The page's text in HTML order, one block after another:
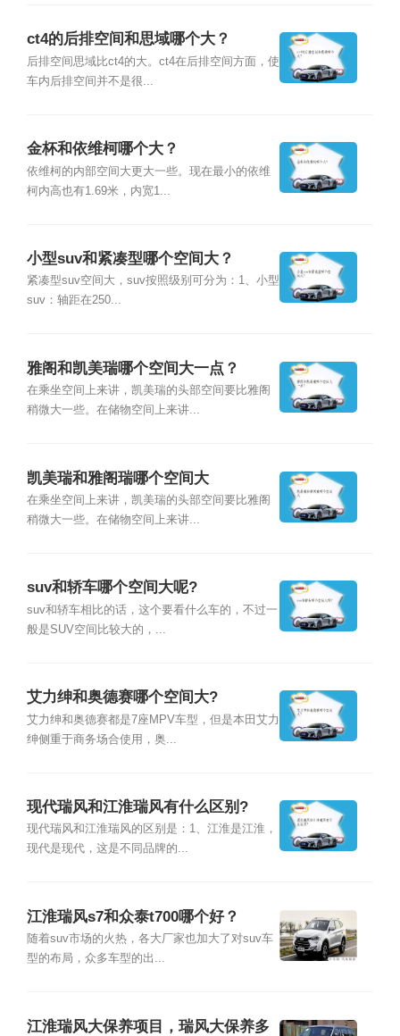
ct4的后排空间和思域哪个大？
后排空间思域比ct4的大。ct4在后排空间方面，使
车内后排空间并不是很...
金杯和依维柯哪个大？
依维柯的内部空间大更大一些。现在最小的依维
柯内高也有1.69米，内宽1...
小型suv和紧凑型哪个空间大？
紧凑型suv空间大，suv按照级别可分为：1、小型
suv：轴距在250...
雅阁和凯美瑞哪个空间大一点？
在乘坐空间上来讲，凯美瑞的头部空间要比雅阁
稍微大一些。在储物空间上来讲...
凯美瑞和雅阁瑞哪个空间大
在乘坐空间上来讲，凯美瑞的头部空间要比雅阁
稍微大一些。在储物空间上来讲...
suv和轿车哪个空间大呢?
suv和轿车相比的话，这个要看什么车的，不过一
般是SUV空间比较大的，...
艾力绅和奥德赛哪个空间大?
艾力绅和奥德赛都是7座MPV车型，但是本田艾力
绅侧重于商务场合使用，奥...
现代瑞风和江淮瑞风有什么区别?
现代瑞风和江淮瑞风的区别是：1、江淮是江淮，
现代是现代，这是不同品牌的...
江淮瑞风s7和众泰t700哪个好？
随着suv市场的火热，各大厂家也加大了对suv车
型的布局，众多车型的出...
江淮瑞风大保养项目，瑞风大保养多